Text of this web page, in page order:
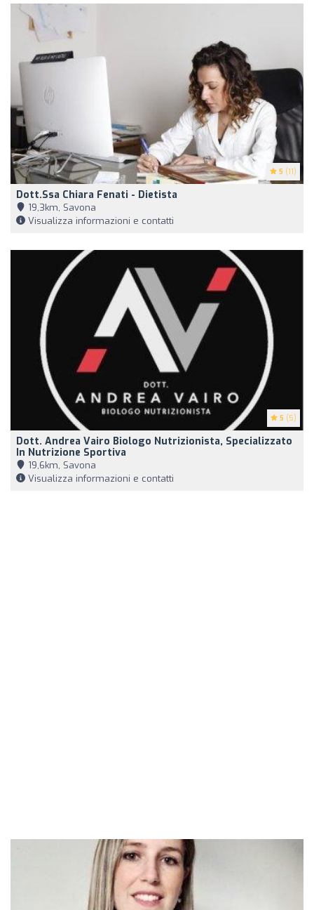
5 (11)
Dott.ssa Chiara Fenati - Dietista
19,3km, Savona
Visualizza informazioni e contatti
5 (5)
Dott. Andrea Vairo Biologo Nutrizionista, Specializzato
In Nutrizione Sportiva
19,6km, Savona
Visualizza informazioni e contatti